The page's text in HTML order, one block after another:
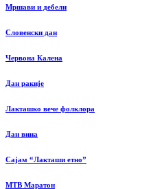
Мршави и дебели
Словенски дан
Червона Калена
Дан ракије
Лакташко вече фолклора
Дан вина
Сајам “Лакташи етно”
MTB Маратон